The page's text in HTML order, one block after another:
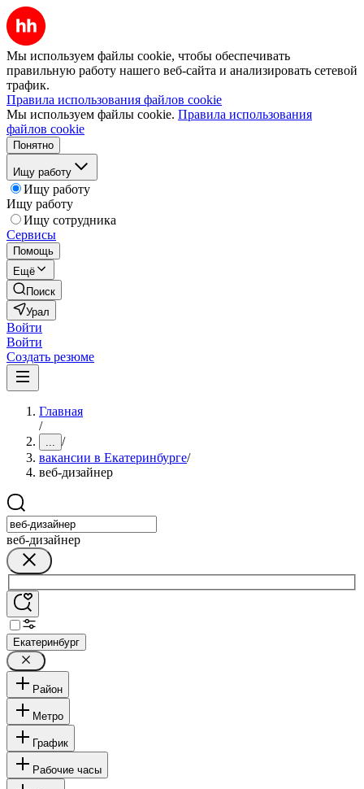
Мы используем файлы cookie, чтобы обеспечивать
правильную работу нашего веб-сайта и анализировать сетевой
трафик.
Правила использования файлов cookie
Мы используем файлы cookie. Правила использования
файлов cookie
Понятно
Ищу работу
Ищу работу
Ищу работу
Ищу сотрудника
Сервисы
Помощь
Ещё
Поиск
Урал
Войти
Войти
Создать резюме
Главная
/
... /
вакансии в Екатеринбурге/
веб-дизайнер
веб-дизайнер
Екатеринбург
Район
Метро
График
Рабочие часы